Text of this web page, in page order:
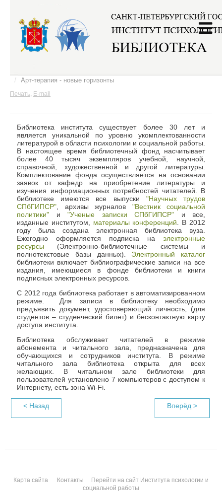
/
Арт-терапия - новые горизонты
Печать, E-mail
Библиотека института существует более 30 лет и
является уникальной по уровню укомплектованности
литературой в области психологии и социальной работы.
В настоящее время библиотечный фонд насчитывает
более 40 тысяч экземпляров учебной, научной,
справочной, художественной и другой литературы.
Комплектование фонда осуществляется на основании
заявок от кафедр на приобретение литературы и
изучения информационных потребностей читателей. В
библиотеке имеются все выпуски "Научных трудов
СПбГИПСР" , архивы журналов "Вестник социальной
политики" и "Ученые записки СПбГИПСР" и все,
изданные институтом, материалы конференций . В 2012
году была создана электронная библиотека вуза.
Ежегодно оформляется подписка на электронные
ресурсы (Электронно-библиотечные системы и
полнотекстовые базы данных). Электронный каталог
библиотеки включает библиографические записи на все
издания, имеющиеся в фонде библиотеки и книги
подписных электронных ресурсов.
С 2012 года библиотека работает в автоматизированном
режиме. Для записи в библиотеку необходимо
предъявить документ, удостоверяющий личность, (для
студентов – студенческий билет) и бесконтактную карту
доступа института.
Библиотека обслуживает читателей в режиме
абонемента и читального зала, предназначена для
обучающихся и сотрудников института. В режиме
читального зала библиотека открыта для всех
желающих. В читальном зале библиотеки для
пользователей установлено 7 компьютеров с доступом к
Интернету, есть зона Wi-Fi.
< Назад Вперёд >
Карта сайта Контакты
Перейти на сайт Института психологии и
социальной работы